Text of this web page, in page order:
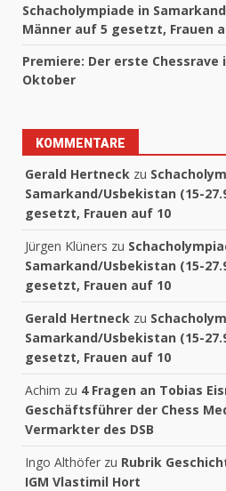
Schacholympiade in
Männer auf 5 gesetzt, Frauen
Premiere: Der erste Chessrave
Oktober
KOMMENTARE
Gerald Hertneck zu
Samarkand/Usbekistan (15-
gesetzt, Frauen auf 10
Jürgen Klüners zu
Samarkand/Usbekistan (15-
gesetzt, Frauen auf 10
Gerald Hertneck zu
Samarkand/Usbekistan (15-
gesetzt, Frauen auf 10
Achim zu 4 Fragen an Tobias
Geschäftsführer der Chess
Vermarkter des DSB
Ingo Althöfer zu Rubrik
IGM Vlastimil Hort